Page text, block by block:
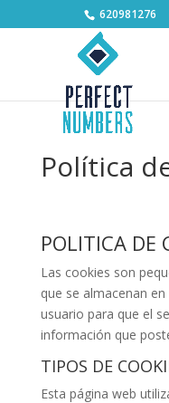
Abrir barra de
620981276
Política
POLITICA DE
Las cookies son
que se almacenan
usuario para que el
información que
TIPOS DE
Esta página web